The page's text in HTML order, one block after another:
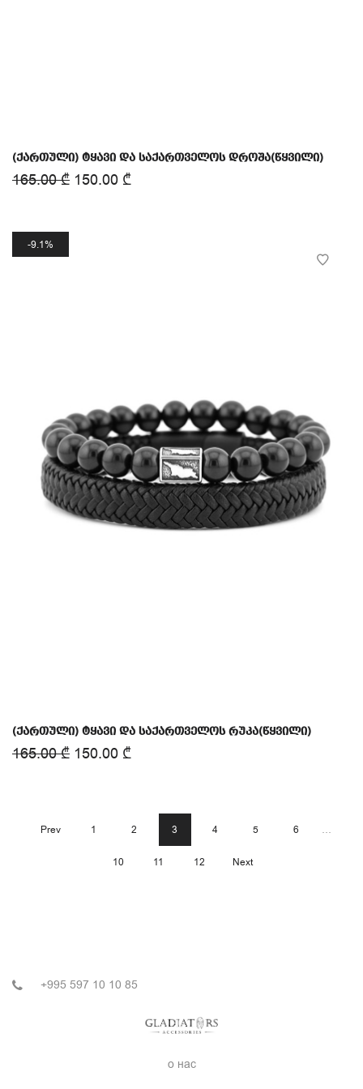
(ქართული) ტყავი და საქართველოს დროშა(წყვილი)
165.00₾ 150.00 ₾
9.1%
(ქართული) ტყავი და საქართველოს რუკა(წყვილი)
165.00₾ 150.00 ₾
Prev 1 2 3 4 5 6 …
10 11 12 Next
+995 597 10 10 85
о нас